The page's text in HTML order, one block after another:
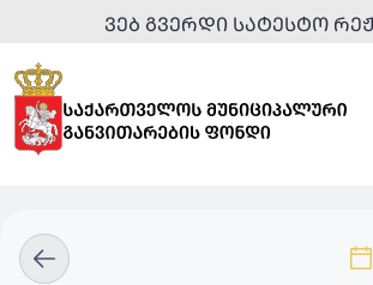
ᲕᲔᲑ ᲒᲕᲔᲠᲓᲘ ᲡᲐᲢᲔᲡᲢᲝ